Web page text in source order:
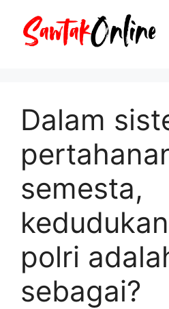
Dalam
semesta,
polri
sebagai?